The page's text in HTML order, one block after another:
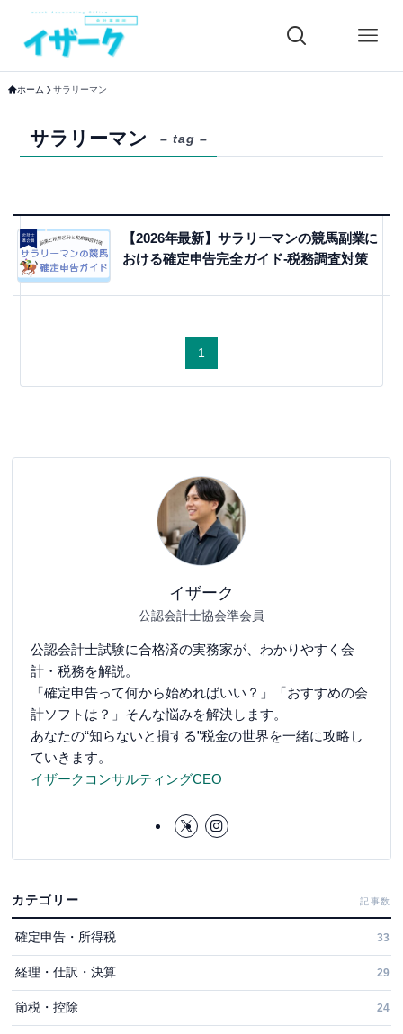
ホーム サラリーマン
サラリーマン – tag –
【2026年最新】サラリーマンの競馬副業に
おける確定申告完全ガイド-税務調査対策
1
イザーク
公認会計士協会準会員
公認会計士試験に合格済の実務家が、わかりやすく会
計・税務を解説。
「確定申告って何から始めればいい？」「おすすめの会
計ソフトは？」そんな悩みを解決します。
あなたの“知らないと損する”税金の世界を一緒に攻略し
ていきます。
イザークコンサルティングCEO
カテゴリー 記事数
確定申告・所得税 33
経理・仕訳・決算 29
節税・控除 24